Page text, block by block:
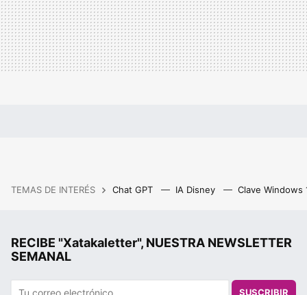
TEMAS DE INTERÉS Chat GPT IA Disney Clave Windows
RECIBE "Xatakaletter", NUESTRA NEWSLETTER
SEMANAL
SUSCRIBIR